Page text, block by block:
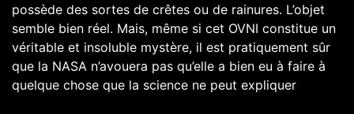
possède des sortes de crêtes ou de rainures. L’objet
semble bien réel. Mais, même si cet OVNI constitue un
véritable et insoluble mystère, il est pratiquement sûr
que la NASA n’avouera pas qu’elle a bien eu à faire à
quelque chose que la science ne peut expliquer